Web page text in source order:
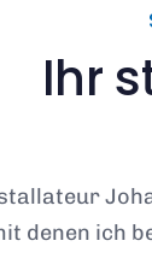
Ihr
denen ich